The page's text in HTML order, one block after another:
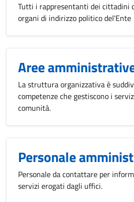
Tutti i rappresentanti dei cittadini
organi di indirizzo politico del'Ente
Aree
La struttura organizzativa è
competenze che gestiscono i
comunità.
Personale
Personale da contattare per
servizi erogati dagli uffici.